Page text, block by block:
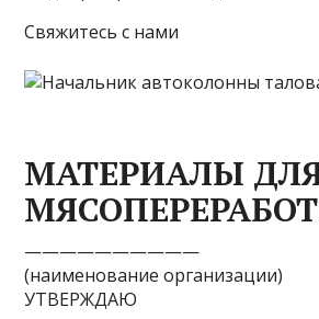
Свяжитесь с нами
МАТЕРИАЛЫ
——————————
(наименование организации)
УТВЕРЖДАЮ